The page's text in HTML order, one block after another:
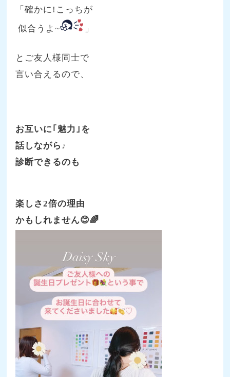
「確かに!こっちが
似合うよ~
」
とご友人様同士で
言い合えるので、
お互いに｢魅力｣を
話しながら♪
診断できるのも
楽しさ2倍の理由
かもしれません😊🌈